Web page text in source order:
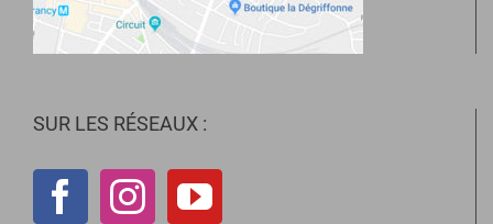
SUR LES RÉSEAUX :